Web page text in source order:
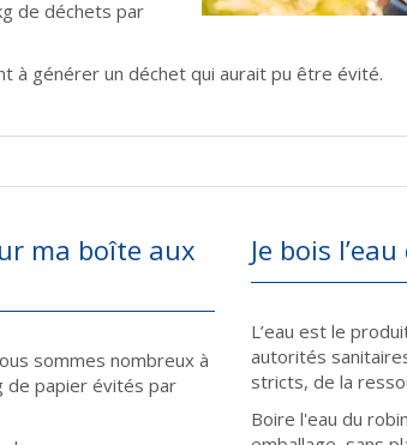
de déchets par
à générer un déchet qui aurait pu être évité.
ma boîte aux
sommes nombreux à
de papier évités par
Je bois
L’eau est le
autorités
stricts, de la
Boire l'eau du